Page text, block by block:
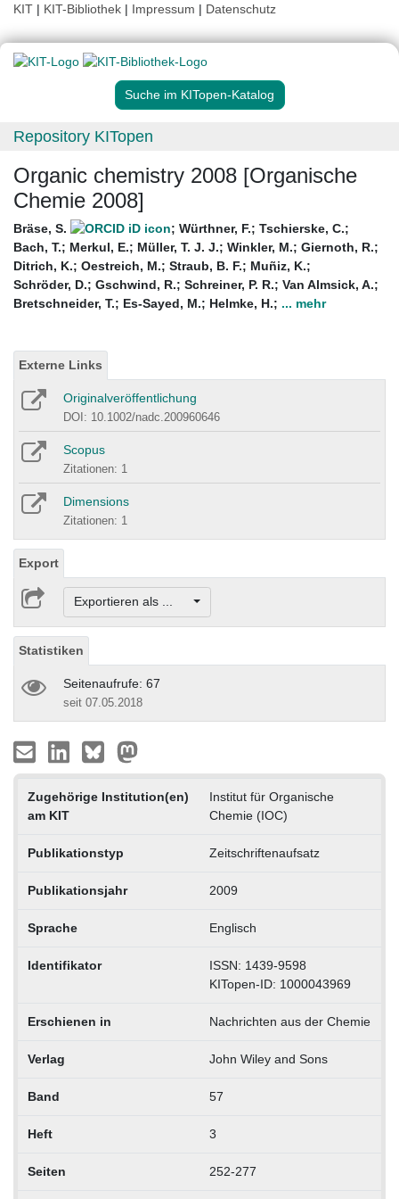
KIT | KIT-Bibliothek | Impressum | Datenschutz
Suche im KITopen-Katalog
Repository KITopen
Organic chemistry 2008 [Organische
Chemie 2008]
Bräse, S. ; Würthner, F.; Tschierske, C.;
Bach, T.; Merkul, E.; Müller, T. J. J.; Winkler, M.; Giernoth, R.;
Ditrich, K.; Oestreich, M.; Straub, B. F.; Muñiz, K.;
Schröder, D.; Gschwind, R.; Schreiner, P. R.; Van Almsick, A.;
Bretschneider, T.; Es-Sayed, M.; Helmke, H.; ... mehr
Externe Links
Originalveröffentlichung
DOI: 10.1002/nadc.200960646
Scopus
Zitationen: 1
Dimensions
Zitationen: 1
Export
Exportieren als ...
Statistiken
Seitenaufrufe: 67
seit 07.05.2018
Zugehörige Institution(en)
am KIT
Institut für Organische
Chemie (IOC)
Publikationstyp Zeitschriftenaufsatz
Publikationsjahr 2009
Sprache Englisch
Identifikator
ISSN: 1439-9598
KITopen-ID: 1000043969
Erschienen in Nachrichten aus der Chemie
Verlag John Wiley and Sons
Band 57
Heft 3
Seiten 252-277